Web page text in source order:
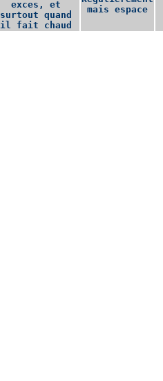
exces, et
surtout quand
il fait chaud
mais espace